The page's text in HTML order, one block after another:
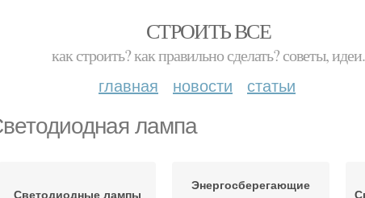
СТРОИТЬ ВСЕ
как строить? как правильно сделать? советы, идеи.
главная новости статьи
лампа
Светодиодные лампы
Энергосберегающие